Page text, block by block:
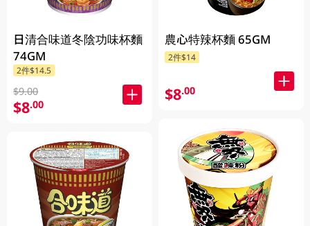
日清合味道冬陰功味杯麵
74GM
2件$14.5
$9.00
$8.00
農心特辣杯麵 65GM
2件$14
$8.00